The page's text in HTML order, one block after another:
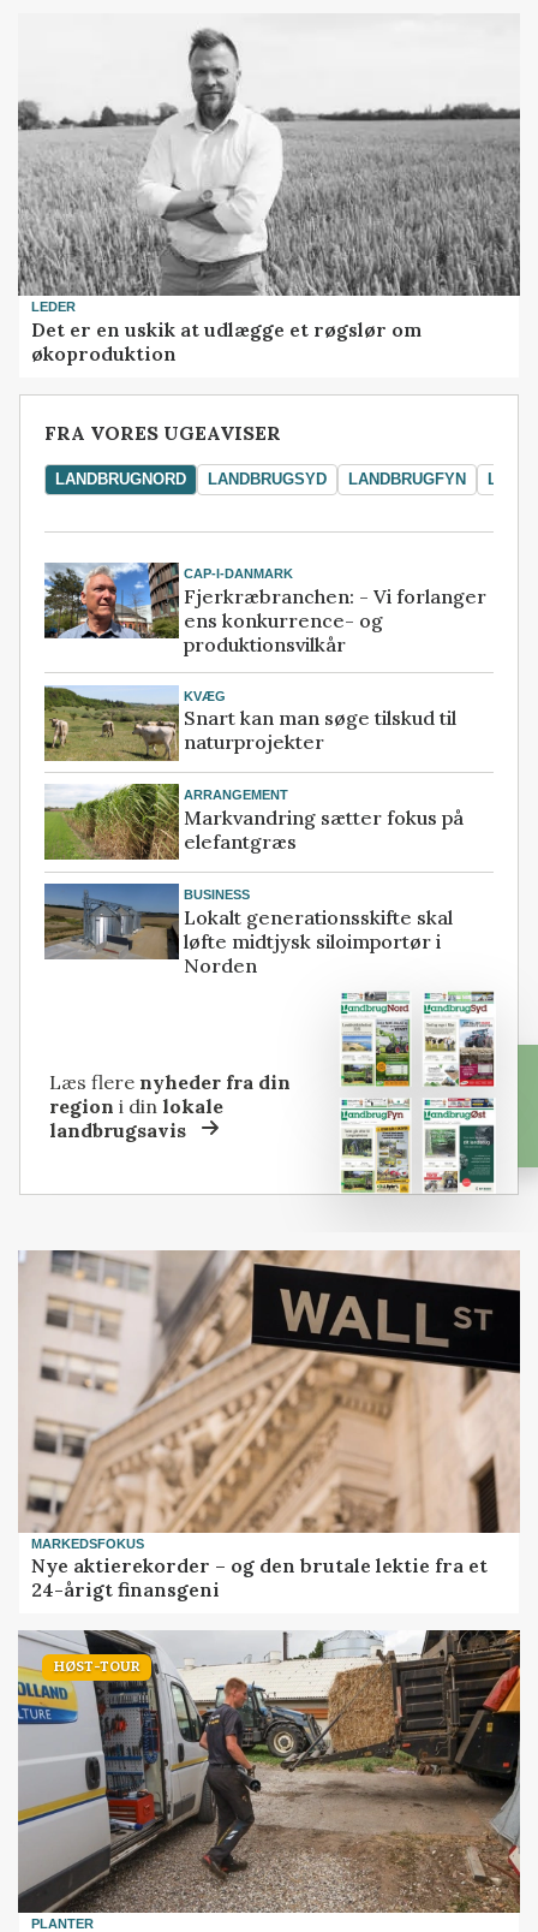
LEDER
Det er en uskik at udlægge et røgslør om
økoproduktion
FRA VORES UGEAVISER
LANDBRUGNORD LANDBRUGSYD LANDBRUGFYN
CAP-I-DANMARK
Fjerkræbranchen: - Vi forlanger
ens konkurrence- og
produktionsvilkår
KVÆG
Snart kan man søge tilskud til
naturprojekter
ARRANGEMENT
Markvandring sætter fokus på
elefantgræs
BUSINESS
Lokalt generationsskifte skal
løfte midtjysk siloimportør i
Norden
Læs flere nyheder fra din
region i dinlokale
landbrugsavis
MARKEDSFOKUS
Nye aktierekorder – og den brutale lektie fra et
24-årigt finansgeni
HØST-TOUR
PLANTER